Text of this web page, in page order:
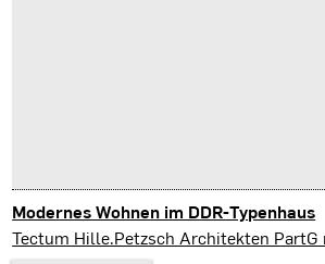
Modernes Wohnen im DDR-Typenhaus
Erfurt
Tectum Hille.Petzsch Architekten PartG